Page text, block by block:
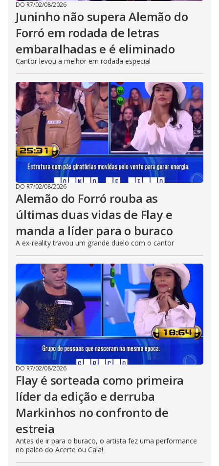
DO R7/02/08/2026
Juninho não supera Alemão do
Forró em rodada de letras
embaralhadas e é eliminado
Cantor levou a melhor em rodada especial
DO R7/02/08/2026
Alemão do Forró rouba as
últimas duas vidas de Flay e
manda a líder para o buraco
A ex-reality travou um grande duelo com o cantor
DO R7/02/08/2026
Flay é sorteada como primeira
líder da edição e derruba
Markinhos no confronto de
estreia
Antes de ir para o buraco, o artista fez uma performance
no palco do Acerte ou Caia!